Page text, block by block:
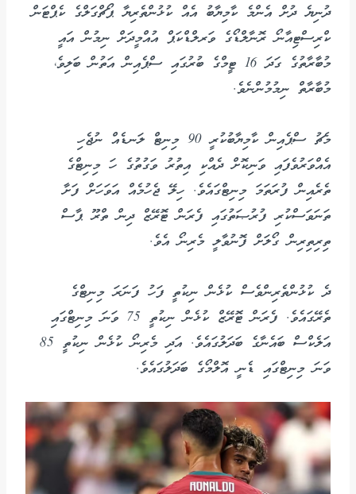
ދުނިޔެ ދުށް އެންމެ ކާމިޔާބު އެއް ކުޅުންތެރިޔާ ޕޯޗްގަލްގެ ކެޕްޓަން
ކްރިސްޓިއާނޯ ރޮނާލްޑޯގެ ވަރލްޑްކަޕް އުއްމީދަށް ނިމުން އައީ
މުބާރާތުގެ ގަދަ 16 ޓީމްގެ ބުރުގައި ސްޕެއިން އަތުން ބަލިވެ،
މުބާރާތް ނިމުމުންނެވެ.
މެޗު ސްޕެއިން ކާމިޔާބުކުރީ 90 މިނިޓް ލަނޑެއް ނުޖެހި
އެއްވަރުވެފައި ވަނިކޮށް ދެއްކި އިތުރު ވަގުތުގެ ހަ މިނިޓްގެ
ތެރެއިން ފުރަތަމަ މިނިޓްގައެވެ. ހިލޭ ޖެހުމެއް އަވަހަށް ފަށާ
ތަނަވަސްކުރި ފުރުޞަތުގައި ފެރަން ޓޮރޭޒް ދިން ތްރޫ ޕާސް
ތިރިތިރިން ގޯލަށް ފޮނުވާލީ މެރިނޯ އެވެ.
ދެ ކުޅުންތެރިންވެސް ކުޅެން ނިކުތީ ފަހު ފަނަރަ މިނިޓްގެ
ތެރޭގައެވެ. ފެރަން ޓޮރޭޒް ކުޅެން ނިކުތީ 75 ވަނަ މިނިޓްގައި
އަލެކްސް ބައެނާގެ ބަދަލުގައެވެ. އަދި މެރިނޯ ކުޅެން ނިކުތީ 85
ވަނަ މިނިޓްގައި ޑެނީ އޮލްމޯގެ ބަދަލުގައެވެ.